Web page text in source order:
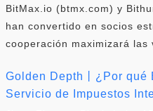
BitMax.io (btmx.com) y
han convertido en socios
cooperación maximizará las
Golden Depth丨¿Por qué
Servicio de Impuestos